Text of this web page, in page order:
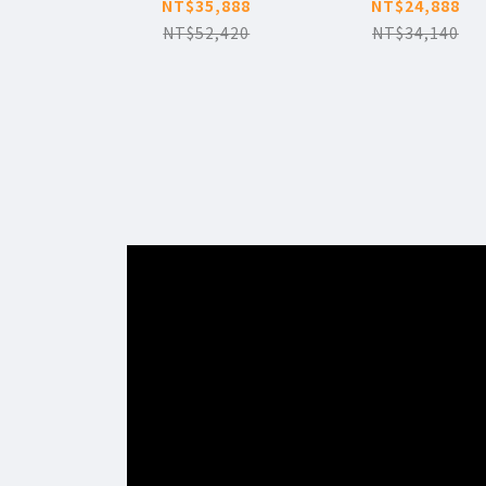
NT$35,888
NT$52,420
版)
NT$24,888
NT$34,140